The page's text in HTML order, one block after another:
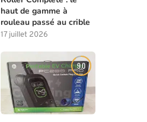
haut de gamme à
rouleau passé au crible
17 juillet 2026
9.0